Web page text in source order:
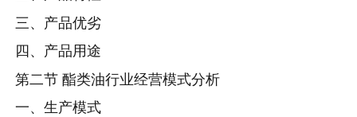
三、产品优劣
四、产品用途
第二节 酯类油行业经营模式分析
一、生产模式